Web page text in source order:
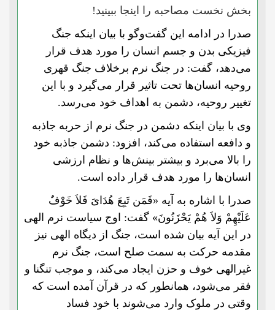
بخش نخست مصاحبه را اینجا ببینید!
صدرا در ادامه این گفت‌و‌گو با بیان اینکه جنگ
فیزیکی بدن و جسم انسان را مورد هدف قرار
می‌دهد، گفت: در جنگ نرم برخلاف جنگ قهری
روحیه انسان‌ها تحت تاثیر قرار می‌گیرد و با این
تغییر روحیه، دشمن به اهداف خود می‌رسد.
وی با بیان اینکه دشمن در جنگ نرم از حربه جاذبه
و دافعه استفاده می‌کند، افزود: دشمن جاذبه خود
را بالا می‌برد و بیشتر بینش‌ها و نظام ارزشی
انسان‌ها را مورد هدف قرار داده است.
صدرا با اشاره به آیه «فَمَن تَبِعَ هُدَایَ فَلاَ خَوْفٌ
عَلَیْهِمْ وَلاَ هُمْ یَحْزَنُونَ» گفت: اوج سیاست نرم الهی
در این آیه بیان شده است، جنگ از دیگاه الهی نیز
مقدمه حرکت به سمت صلح است، جنگ نرم
غیرالهی خوف و حزن ایجاد می‌کند، و موجب تنگنا و
فقر می‌شود، همانطور که در قرآن آمده است که
وقتی در ملوک وارد می‌شوند با خود فساد